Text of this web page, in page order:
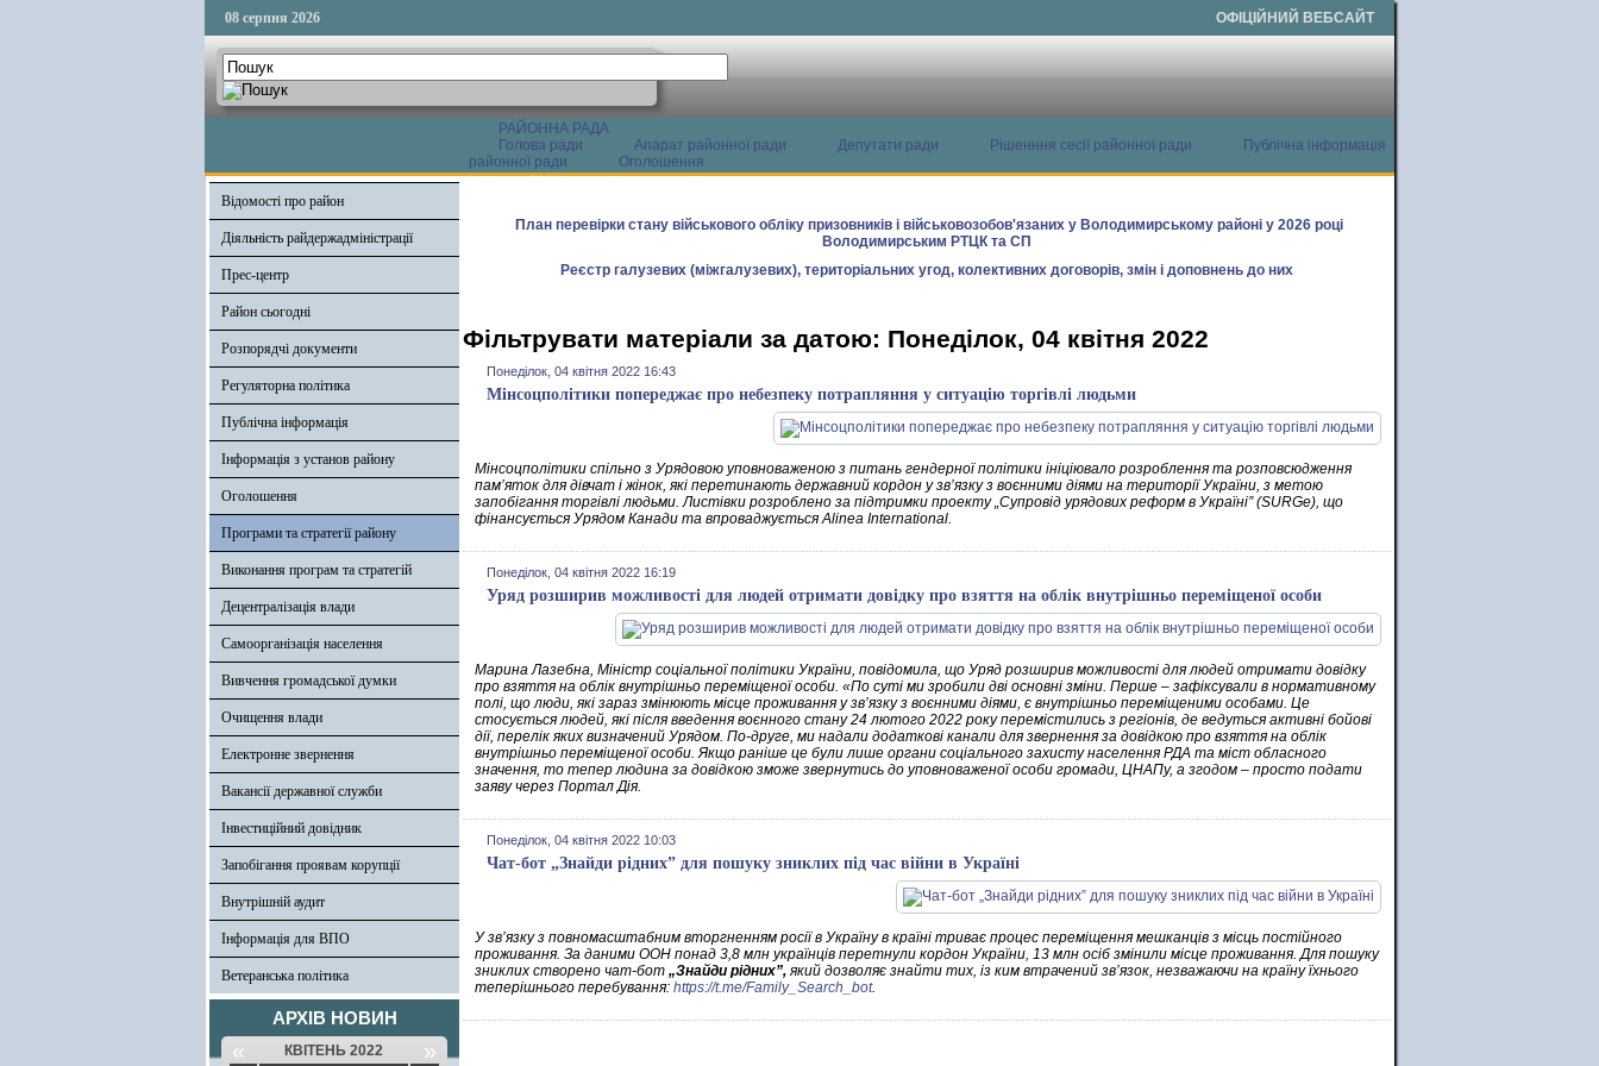
08 серпня 2026 ОФІЦІЙНИЙ ВЕБСАЙТ
РАЙОННА РАДА
Голова ради
Апарат районної ради Депутати ради Рішенння сесії районної ради
Публічна інформація
районної ради
Оголошення
Відомості про район
Діяльність райдержадміністрації
Прес-центр
Район сьогодні
Розпорядчі документи
Регуляторна політика
Публічна інформація
Інформація з установ району
Оголошення
Програми та стратегії району
Виконання програм та стратегій
Децентралізація влади
Самоорганізація населення
Вивчення громадської думки
Очищення влади
Електронне звернення
Вакансії державної служби
Інвестиційний довідник
Запобігання проявам корупції
Внутрішній аудит
Інформація для ВПО
Ветеранська політика
АРХІВ НОВИН
« КВІТЕНЬ 2022 »
План перевірки стану військового обліку призовників і військовозобов'язаних у Володимирському районі у 2026 році
Володимирським РТЦК та СП
Реєстр галузевих (міжгалузевих), територіальних угод, колективних договорів, змін і доповнень до них
Фільтрувати матеріали за датою: Понеділок, 04 квітня 2022
Понеділок, 04 квітня 2022 16:43
Мінсоцполітики попереджає про небезпеку потрапляння у ситуацію торгівлі людьми
Мінсоцполітики спільно з Урядовою уповноваженою з питань гендерної політики ініціювало розроблення та розповсюдження
пам’яток для дівчат і жінок, які перетинають державний кордон у зв’язку з воєнними діями на території України, з метою
запобігання торгівлі людьми. Листівки розроблено за підтримки проекту „Супровід урядових реформ в Україніˮ (SURGe), що
фінансується Урядом Канади та впроваджується Alinea International.
Понеділок, 04 квітня 2022 16:19
Уряд розширив можливості для людей отримати довідку про взяття на облік внутрішньо переміщеної особи
Марина Лазебна, Міністр соціальної політики України, повідомила, що Уряд розширив можливості для людей отримати довідку
про взяття на облік внутрішньо переміщеної особи. «По суті ми зробили дві основні зміни. Перше – зафіксували в нормативному
полі, що люди, які зараз змінюють місце проживання у зв’язку з воєнними діями, є внутрішньо переміщеними особами. Це
стосується людей, які після введення воєнного стану 24 лютого 2022 року перемістились з регіонів, де ведуться активні бойові
дії, перелік яких визначений Урядом. По-друге, ми надали додаткові канали для звернення за довідкою про взяття на облік
внутрішньо переміщеної особи. Якщо раніше це були лише органи соціального захисту населення РДА та міст обласного
значення, то тепер людина за довідкою зможе звернутись до уповноваженої особи громади, ЦНАПу, а згодом – просто подати
заяву через Портал Дія.
Понеділок, 04 квітня 2022 10:03
Чат-бот „Знайди рідних” для пошуку зниклих під час війни в Україні
У зв’язку з повномасштабним вторгненням росії в Україну в країні триває процес переміщення мешканців з місць постійного
проживання. За даними ООН понад 3,8 млн українців перетнули кордон України, 13 млн осіб змінили місце проживання. Для пошуку
зниклих створено чат-бот „Знайди рідних”, який дозволяє знайти тих, із ким втрачений зв’язок, незважаючи на країну їхнього
теперішнього перебування: https://t.me/Family_Search_bot.